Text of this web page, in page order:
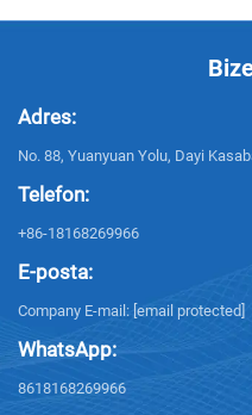
Adres:
No. 88, Yuanyuan Yolu, Dayi
Telefon:
+86-18168269966
E-posta:
Company E-mail: [email protected]
WhatsApp:
8618168269966